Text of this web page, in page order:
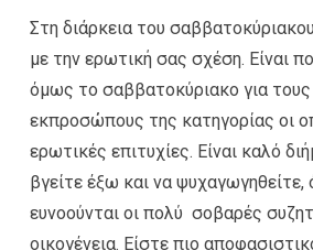
Στη διάρκεια του
με την ερωτική σας σχέση. Είναι
όμως το σαββατοκύριακο για
εκπροσώπους της κατηγορίας οι
ερωτικές επιτυχίες. Είναι καλό
βγείτε έξω και να
ευνοούνται οι πολύ σοβαρές
οικογένεια. Είστε πιο